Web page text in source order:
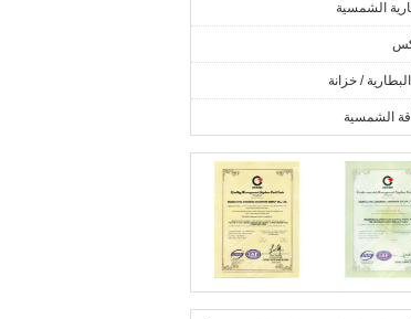
الشمسية
/ خزانة
الشمسية